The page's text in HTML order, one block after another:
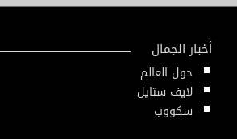
أخبار الجمال
حول العالم
لايف ستايل
سكووب